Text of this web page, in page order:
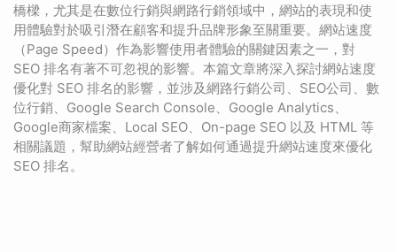
橋樑，尤其是在數位行銷與網路行銷領域中，網站的表現和使
用體驗對於吸引潛在顧客和提升品牌形象至關重要。網站速度
（Page Speed）作為影響使用者體驗的關鍵因素之一，對
SEO 排名有著不可忽視的影響。本篇文章將深入探討網站速度
優化對 SEO 排名的影響，並涉及網路行銷公司、SEO公司、數
位行銷、Google Search Console、Google Analytics、
Google商家檔案、Local SEO、On-page SEO 以及 HTML 等
相關議題，幫助網站經營者了解如何通過提升網站速度來優化
SEO 排名。